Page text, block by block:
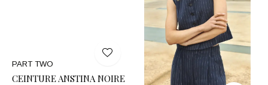
PART TWO
CEINTURE ANSTINA NOIRE